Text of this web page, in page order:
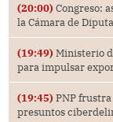
(20:00) Congreso:
la Cámara de
(19:49) Ministerio
para impulsar
(19:45) PNP
presuntos